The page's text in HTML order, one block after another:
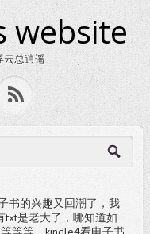
website
云总逍遥
书的兴趣又回潮了，我
txt是老大了，哪知道如